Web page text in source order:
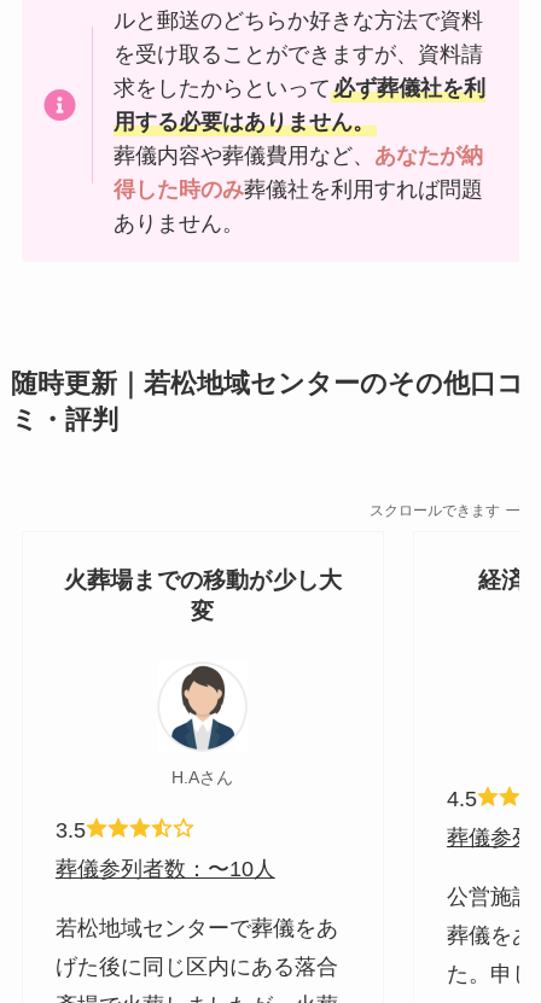
ルと郵送のどちらか好きな方法で資料
を受け取ることができますが、資料請
求をしたからといって必ず葬儀社を利
用する必要はありません。
葬儀内容や葬儀費用など、 あなたが納
得した時のみ葬儀社を利用すれば問題
ありません。
随時更新｜若松地域センターのその他口コ
ミ・評判
スクロールできます
火葬場までの移動が少し大
変
H.Aさん
3.5
葬儀参列者数：〜10人
若松地域センターで葬儀をあ
げた後に同じ区内にある落合
経済
4.5
葬儀参列
公営施設
葬儀をあ
た。申し